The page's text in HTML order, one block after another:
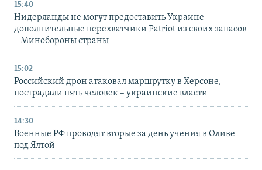
15:40
Нидерланды не могут предоставить Украине
дополнительные перехватчики Patriot из своих запасов
– Минобороны страны
15:02
Российский дрон атаковал маршрутку в Херсоне,
пострадали пять человек – украинские власти
14:30
Военные РФ проводят вторые за день учения в Оливе
под Ялтой